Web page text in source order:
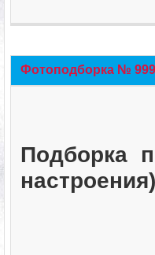
Фотоподборка №
Подборка